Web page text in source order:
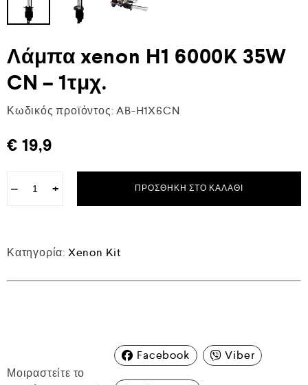
Λάμπα xenon H1 6000K 35W
CN – 1τμχ.
Κωδικός προϊόντος: AB-H1X6CN
€ 19,9
− + ΠΡΟΣΘΉΚΗ ΣΤΟ ΚΑΛΆΘΙ
Κατηγορία: Xenon Kit
Μοιραστείτε το
Facebook Viber